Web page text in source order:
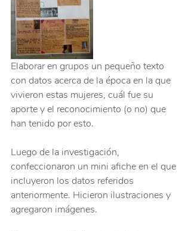
Elaborar en grupos un pequeño texto
con datos acerca de la época en la que
vivieron estas mujeres, cuál fue su
aporte y el reconocimiento (o no) que
han tenido por esto.
Luego de la investigación,
confeccionaron un mini afiche en el que
incluyeron los datos referidos
anteriormente. Hicieron ilustraciones y
agregaron imágenes.